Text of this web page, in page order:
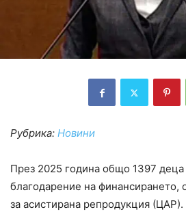
Рубрика: Новини
През 2025 година общо 1397 деца
благодарение на финансирането,
за асистирана репродукция